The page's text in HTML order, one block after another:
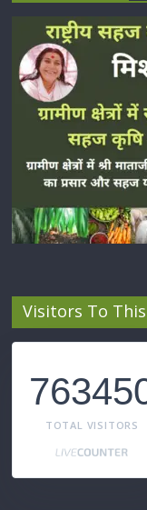
Visitors To
TOTAL VISITORS